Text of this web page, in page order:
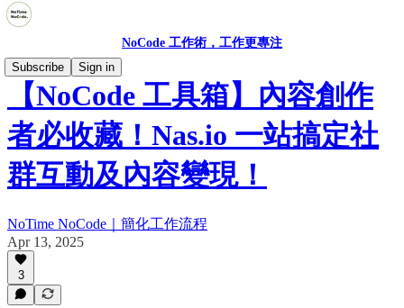
NoCode 工作術，工作更專注
Subscribe
Sign in
【NoCode 工具箱】內容創作
者必收藏！Nas.io 一站搞定社
群互動及內容變現！
NoTime NoCode｜簡化工作流程
Apr 13, 2025
3